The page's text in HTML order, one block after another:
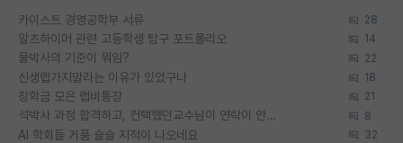
카이스트 경영공학부 서류 28
알츠하이머 관련 고등학생 탐구 포트폴리오 14
물박사의 기준이 뭐임? 22
신생랩가지말라는 이유가 있었구나 18
장학금 모은 랩비통장 21
석박사 과정 합격하고, 컨택했던교수님이 연락이 안됩니다... 8
AI 학회들 거품 슬슬 지적이 나오네요 32